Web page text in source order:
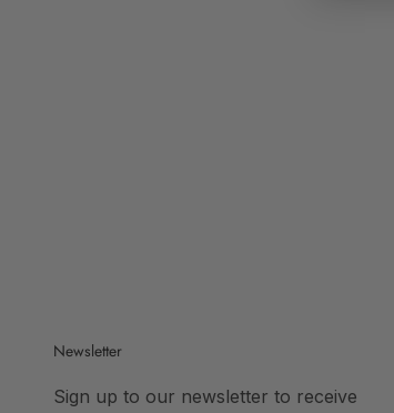
Newsletter
Sign up to our newsletter to receive